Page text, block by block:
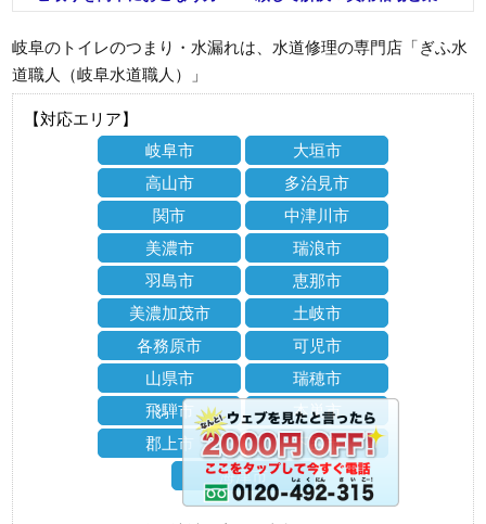
法
者の選び方を解説
岐阜のトイレのつまり・水漏れは、水道修理の専門店「ぎふ水
道職人（岐阜水道職人）」
【対応エリア】
岐阜市
大垣市
高山市
多治見市
関市
中津川市
美濃市
瑞浪市
羽島市
恵那市
美濃加茂市
土岐市
各務原市
可児市
山県市
瑞穂市
飛騨市
本巣市
郡上市
下呂市
海津市